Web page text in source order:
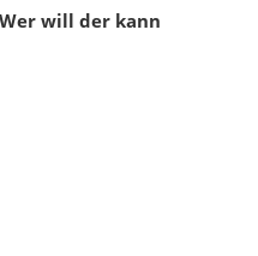
will der kann